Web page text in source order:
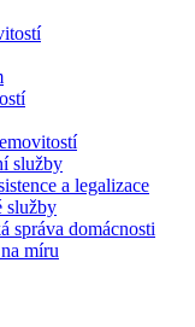
služby
a legalizace
služby
správa domácnosti
míru